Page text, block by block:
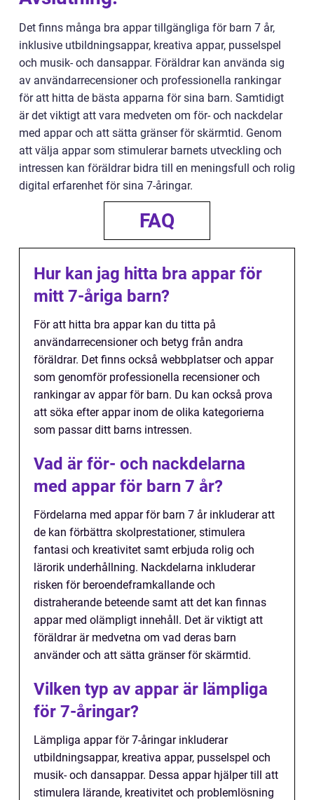
Det finns många bra appar tillgängliga för barn 7 år,
inklusive utbildningsappar, kreativa appar, pusselspel
och musik- och dansappar. Föräldrar kan använda sig
av användarrecensioner och professionella rankingar
för att hitta de bästa apparna för sina barn. Samtidigt
är det viktigt att vara medveten om för- och nackdelar
med appar och att sätta gränser för skärmtid. Genom
att välja appar som stimulerar barnets utveckling och
intressen kan föräldrar bidra till en meningsfull och rolig
digital erfarenhet för sina 7-åringar.
FAQ
Hur kan jag hitta bra appar för
mitt 7-åriga barn?
För att hitta bra appar kan du titta på
användarrecensioner och betyg från andra
föräldrar. Det finns också webbplatser och appar
som genomför professionella recensioner och
rankingar av appar för barn. Du kan också prova
att söka efter appar inom de olika kategorierna
som passar ditt barns intressen.
Vad är för- och nackdelarna
med appar för barn 7 år?
Fördelarna med appar för barn 7 år inkluderar att
de kan förbättra skolprestationer, stimulera
fantasi och kreativitet samt erbjuda rolig och
lärorik underhållning. Nackdelarna inkluderar
risken för beroendeframkallande och
distraherande beteende samt att det kan finnas
appar med olämpligt innehåll. Det är viktigt att
föräldrar är medvetna om vad deras barn
använder och att sätta gränser för skärmtid.
Vilken typ av appar är lämpliga
för 7-åringar?
Lämpliga appar för 7-åringar inkluderar
utbildningsappar, kreativa appar, pusselspel och
musik- och dansappar. Dessa appar hjälper till att
stimulera lärande, kreativitet och problemlösning